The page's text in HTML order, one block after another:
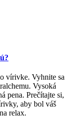
vírivke. Vyhnite sa
Vysoká
pena. Prečítajte si,
aby bol váš
relax.